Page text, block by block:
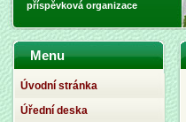
příspěvková organizace
Menu
Úvodní stránka
Úřední deska